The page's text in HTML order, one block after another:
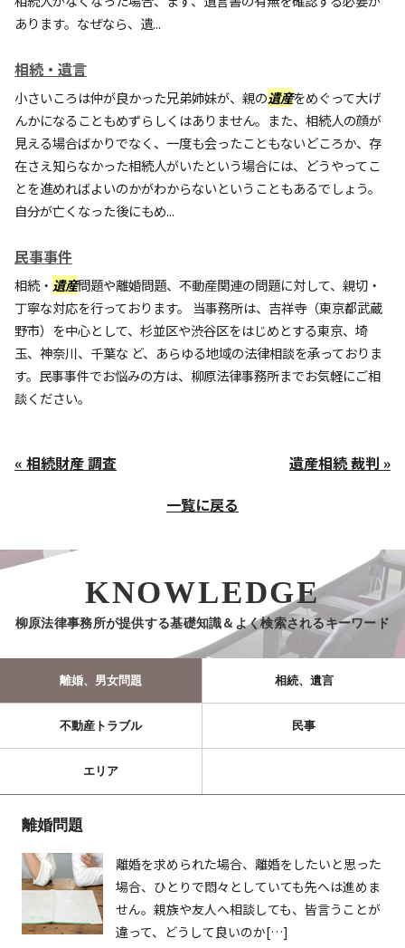
あります。なぜなら、遺...
相続・遺言
小さいころは仲が良かった兄弟姉妹が、親の遺産をめぐって大げ
んかになることもめずらしくはありません。また、相続人の顔が
見える場合ばかりでなく、一度も会ったこともないどころか、存
在さえ知らなかった相続人がいたという場合には、どうやってこ
とを進めればよいのかがわからないということもあるでしょう。
自分が亡くなった後にもめ...
民事事件
相続・ 遺産問題や離婚問題、不動産関連の問題に対して、親切・
丁寧な対応を行っております。 当事務所は、吉祥寺（東京都武蔵
野市）を中心として、杉並区や渋谷区をはじめとする東京、埼
玉、神奈川、千葉な ど、あらゆる地域の法律相談を承っておりま
す。民事事件でお悩みの方は、柳原法律事務所までお気軽にご相
談ください。
« 相続財産 調査
遺産相続 裁判 »
一覧に戻る
KNOWLEDGE
柳原法律事務所が提供する基礎知識＆よく検索されるキーワード
離婚、男女問題 相続、遺言
不動産トラブル 民事
エリア
離婚問題
離婚を求められた場合、離婚をしたいと思った
場合、ひとりで悶々としていても先へは進めま
せん。親族や友人へ相談しても、皆言うことが
違って、どうして良いのか[…]